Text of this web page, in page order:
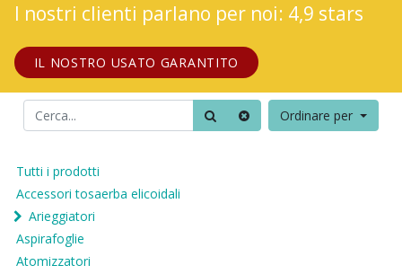
I nostri clienti parlano per noi: 4,9 stars
IL NOSTRO USATO GARANTITO
Ordinare per
Tutti i prodotti
Accessori tosaerba elicoidali
Arieggiatori
Aspirafoglie
Atomizzatori